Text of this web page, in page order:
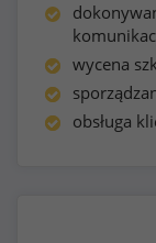
wycena
obsługa